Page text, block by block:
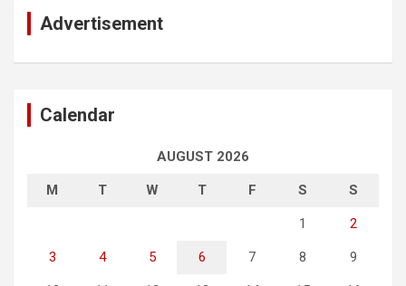
Advertisement
Calendar
AUGUST 2026
M T W T F S S
1 2
3 4 5 6 7 8 9